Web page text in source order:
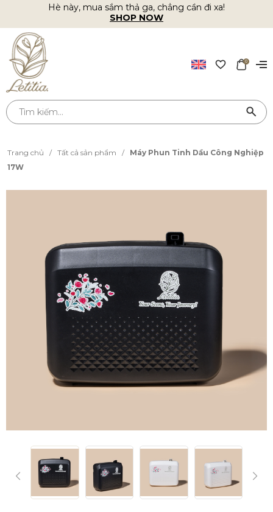
Hè này, mua sắm thả ga, chẳng cần đi xa!
SHOP NOW
0
Trang chủ / Tất cả sản phẩm /
Máy Phun Tinh Dầu Công Nghiệp
17W